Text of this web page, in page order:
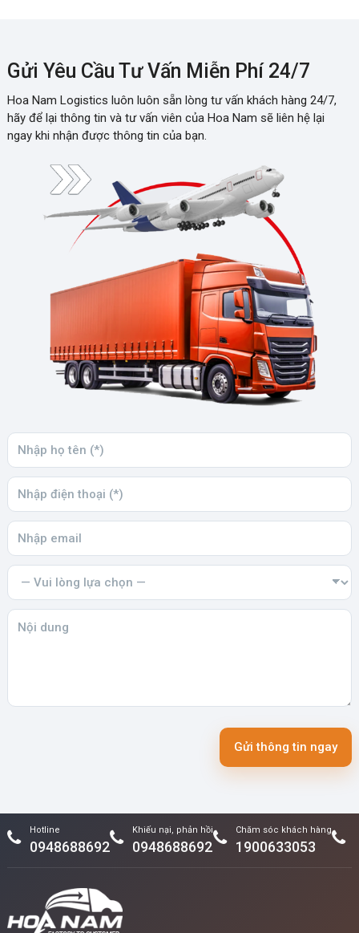
Gửi Yêu Cầu Tư Vấn Miễn Phí 24/7
Hoa Nam Logistics luôn luôn sẵn lòng tư vấn khách hàng 24/7,
hãy để lại thông tin và tư vấn viên của Hoa Nam sẽ liên hệ lại
ngay khi nhận được thông tin của bạn.
Gửi thông tin ngay
Hotline
0948688692
Khiếu nại, phản hồi
0948688692
Chăm sóc khách hàng
1900633053